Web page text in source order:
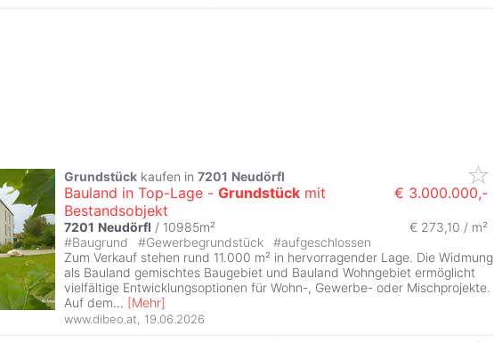
Grundstück kaufen in 7201 Neudörfl
Bauland in Top-Lage - Grundstück mit
Bestandsobjekt
€ 3.000.000,-
7201 Neudörfl / 10985m²
€ 273,10 / m²
#Baugrund #Gewerbegrundstück #aufgeschlossen
Zum Verkauf stehen rund 11.000 m² in hervorragender Lage. Die Widmung
als Bauland gemischtes Baugebiet und Bauland Wohngebiet ermöglicht
vielfältige Entwicklungsoptionen für Wohn-, Gewerbe- oder Mischprojekte.
Auf dem... [Mehr]
www.dibeo.at, 19.06.2026